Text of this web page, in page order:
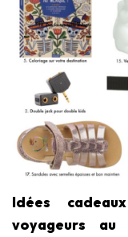
Idées
voyageurs